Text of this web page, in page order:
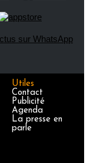
Utiles
Contact
Publicité
Agenda
La presse en
parle